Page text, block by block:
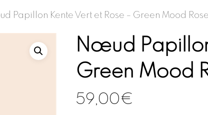
Papillon Kente Vert et Rose – Green Mood Rose
Nœud
Green Mood
59,00€